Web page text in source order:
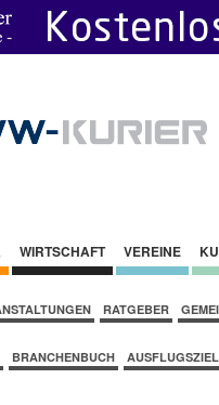
WIRTSCHAFT VEREINE
RATGEBER
BRANCHENBUCH